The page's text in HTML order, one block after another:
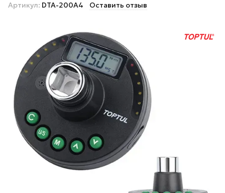
Артикул: DTA-200A4 Оставить отзыв